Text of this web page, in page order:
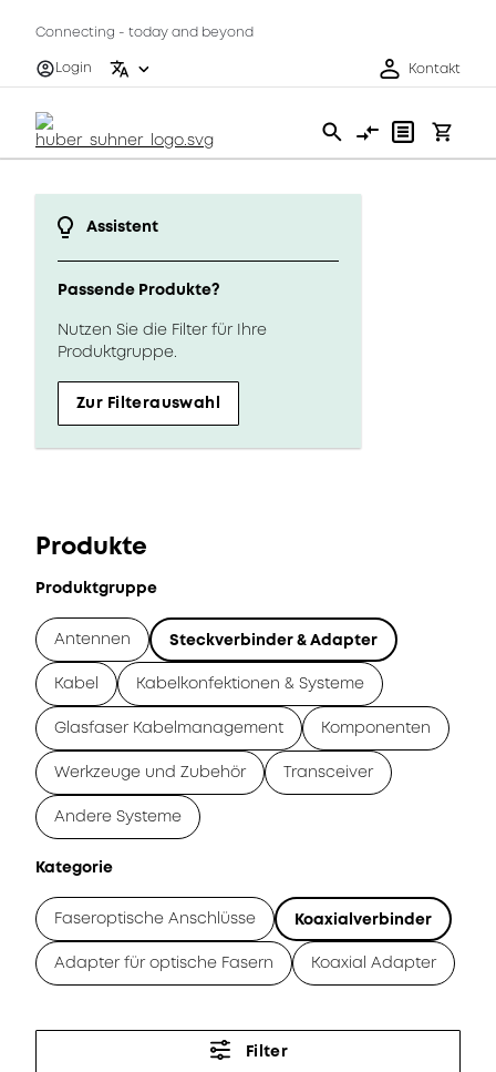
Connecting - today and beyond
Login
Kontakt
Assistent
Passende Produkte?
Nutzen Sie die Filter für Ihre
Produktgruppe.
Zur Filterauswahl
Produkte
Produktgruppe
Antennen Steckverbinder & Adapter
Kabel Kabelkonfektionen & Systeme
Glasfaser Kabelmanagement Komponenten
Werkzeuge und Zubehör Transceiver
Andere Systeme
Kategorie
Faseroptische Anschlüsse Koaxialverbinder
Adapter für optische Fasern Koaxial Adapter
Filter